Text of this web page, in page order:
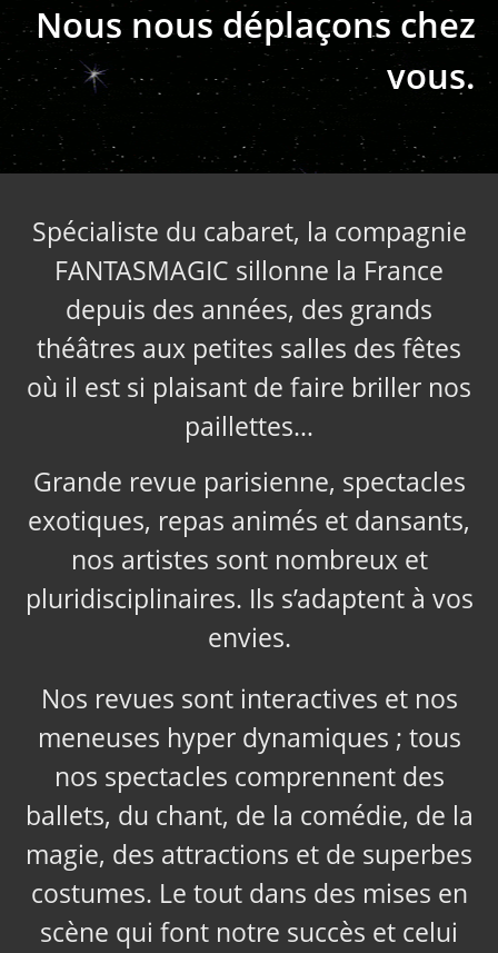
Nous nous déplaçons chez
vous.
Spécialiste du cabaret, la compagnie
FANTASMAGIC sillonne la France
depuis des années, des grands
théâtres aux petites salles des fêtes
où il est si plaisant de faire briller nos
paillettes…
Grande revue parisienne, spectacles
exotiques, repas animés et dansants,
nos artistes sont nombreux et
pluridisciplinaires. Ils s’adaptent à vos
envies.
Nos revues sont interactives et nos
meneuses hyper dynamiques ; tous
nos spectacles comprennent des
ballets, du chant, de la comédie, de la
magie, des attractions et de superbes
costumes. Le tout dans des mises en
scène qui font notre succès et celui